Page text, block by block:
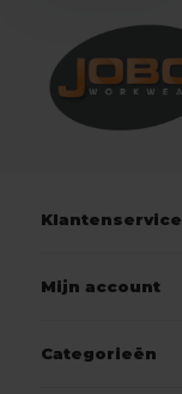
Klantenservice
Mijn account
Categorieën